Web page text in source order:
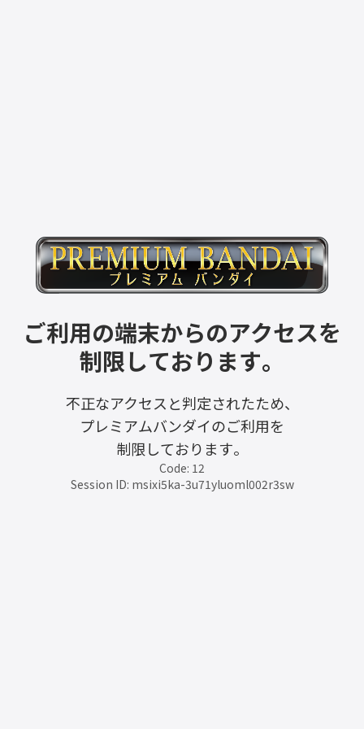
ご利用の端末からのアクセスを
制限しております。
不正なアクセスと判定されたため、
プレミアムバンダイのご利用を
制限しております。
Code: 12
Session ID: msixi5ka-3u71yluoml002r3sw